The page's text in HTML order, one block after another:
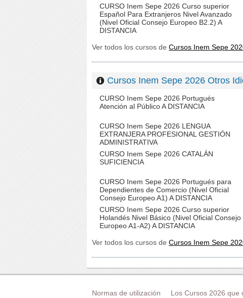
CURSO Inem Sepe 2026 Curso superior
Español Para Extranjeros Nivel Avanzado
(Nivel Oficial Consejo Europeo B2.2) A
DISTANCIA
Ver todos los cursos de Cursos Inem Sepe
Cursos Inem Sepe 2026 Otros
CURSO Inem Sepe 2026 Portugués
Atención al Público A DISTANCIA
CURSO Inem Sepe 2026 LENGUA
EXTRANJERA PROFESIONAL GESTIÓN
ADMINISTRATIVA
CURSO Inem Sepe 2026 CATALÁN
SUFICIENCIA
CURSO Inem Sepe 2026 Portugués para
Dependientes de Comercio (Nivel Oficial
Consejo Europeo A1) A DISTANCIA
CURSO Inem Sepe 2026 Curso superior
Holandés Nivel Básico (Nivel Oficial Consejo
Europeo A1-A2) A DISTANCIA
Ver todos los cursos de Cursos Inem Sepe
Normas de utilización Los Cursos 2026 que